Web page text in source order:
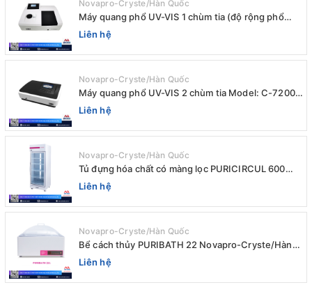
Novapro-Cryste/Hàn Quốc
Máy quang phổ UV-VIS 1 chùm tia (độ rộng phổ
4nm) E-1000UV / Peak
Liên hệ
Novapro-Cryste/Hàn Quốc
Máy quang phổ UV-VIS 2 chùm tia Model: C-7200 /
Peak
Liên hệ
Novapro-Cryste/Hàn Quốc
Tủ đựng hóa chất có màng lọc PURICIRCUL 600
AIRTIGHT Novapro-Cryste/Hàn Quốc
Liên hệ
Novapro-Cryste/Hàn Quốc
Bể cách thủy PURIBATH 22 Novapro-Cryste/Hàn
Quốc
Liên hệ